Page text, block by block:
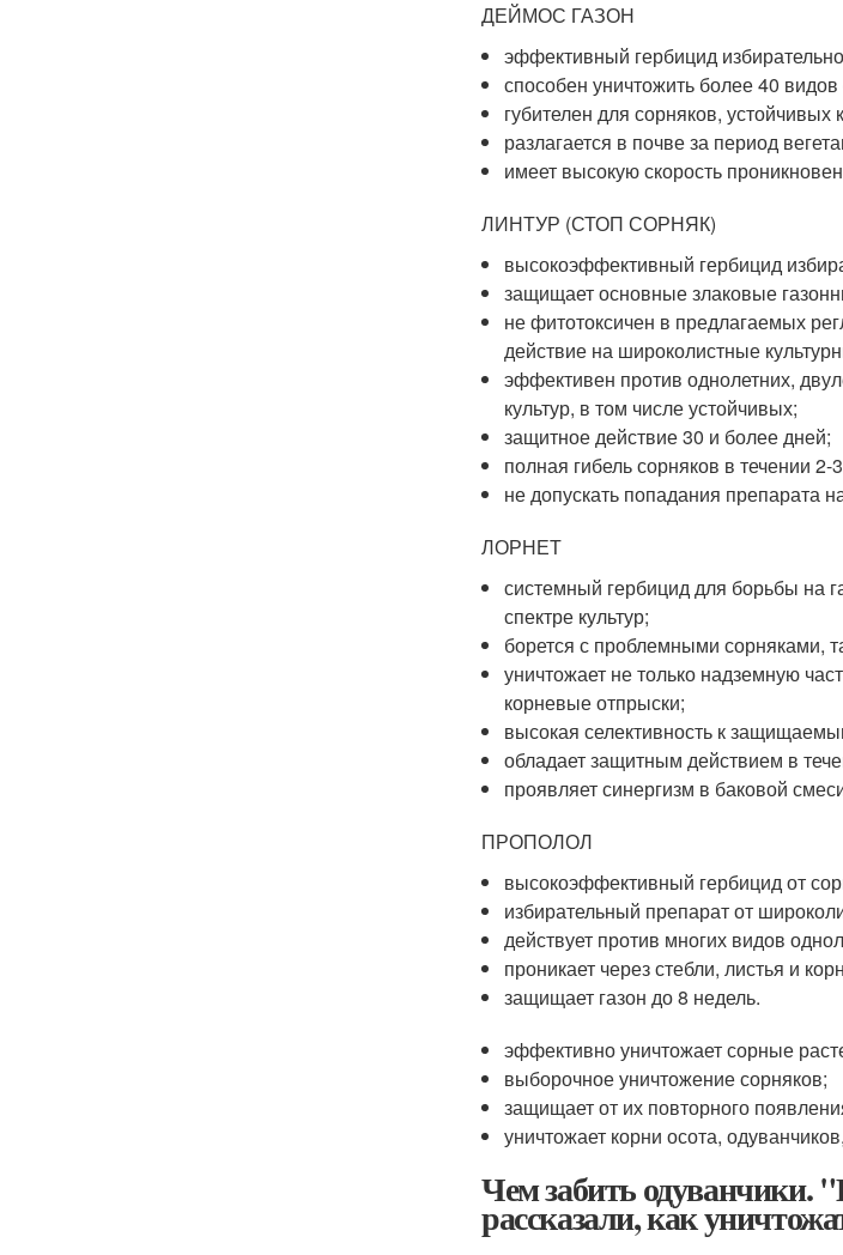
ДЕЙМОС ГАЗОН
эффективный гербицид
способен уничтожить более 40
губителен для сорняков, устойчивых
разлагается в почве за период
имеет высокую скорость
ЛИНТУР (СТОП СОРНЯК)
высокоэффективный гербицид
защищает основные злаковые
не фитотоксичен в предлагаемых
действие на широколистные
эффективен против однолетних,
культур, в том числе устойчивых;
защитное действие 30 и более дней;
полная гибель сорняков в течении 2-
не допускать попадания препарата
ЛОРНЕТ
системный гербицид для борьбы на
спектре культур;
борется с проблемными сорняками,
уничтожает не только надземную
корневые отпрыски;
высокая селективность к
обладает защитным действием в
проявляет синергизм в баковой
ПРОПОЛОЛ
высокоэффективный гербицид от
избирательный препарат от
действует против многих видов
проникает через стебли, листья и
защищает газон до 8 недель.
эффективно уничтожает сорные
выборочное уничтожение сорняков;
защищает от их повторного
уничтожает корни осота,
Чем забить одуванчики.
рассказали, как